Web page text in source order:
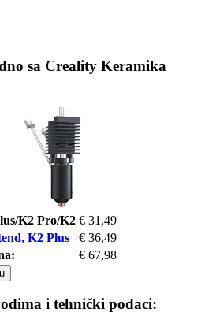
sa Creality Keramika
K2 Pro/K2 € 31,49
K2 Plus
€ 36,49
€ 67,98
i tehnički podaci: